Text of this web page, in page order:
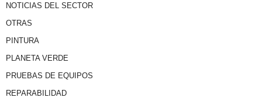
NOTICIAS DEL SECTOR
OTRAS
PINTURA
PLANETA VERDE
PRUEBAS DE EQUIPOS
REPARABILIDAD